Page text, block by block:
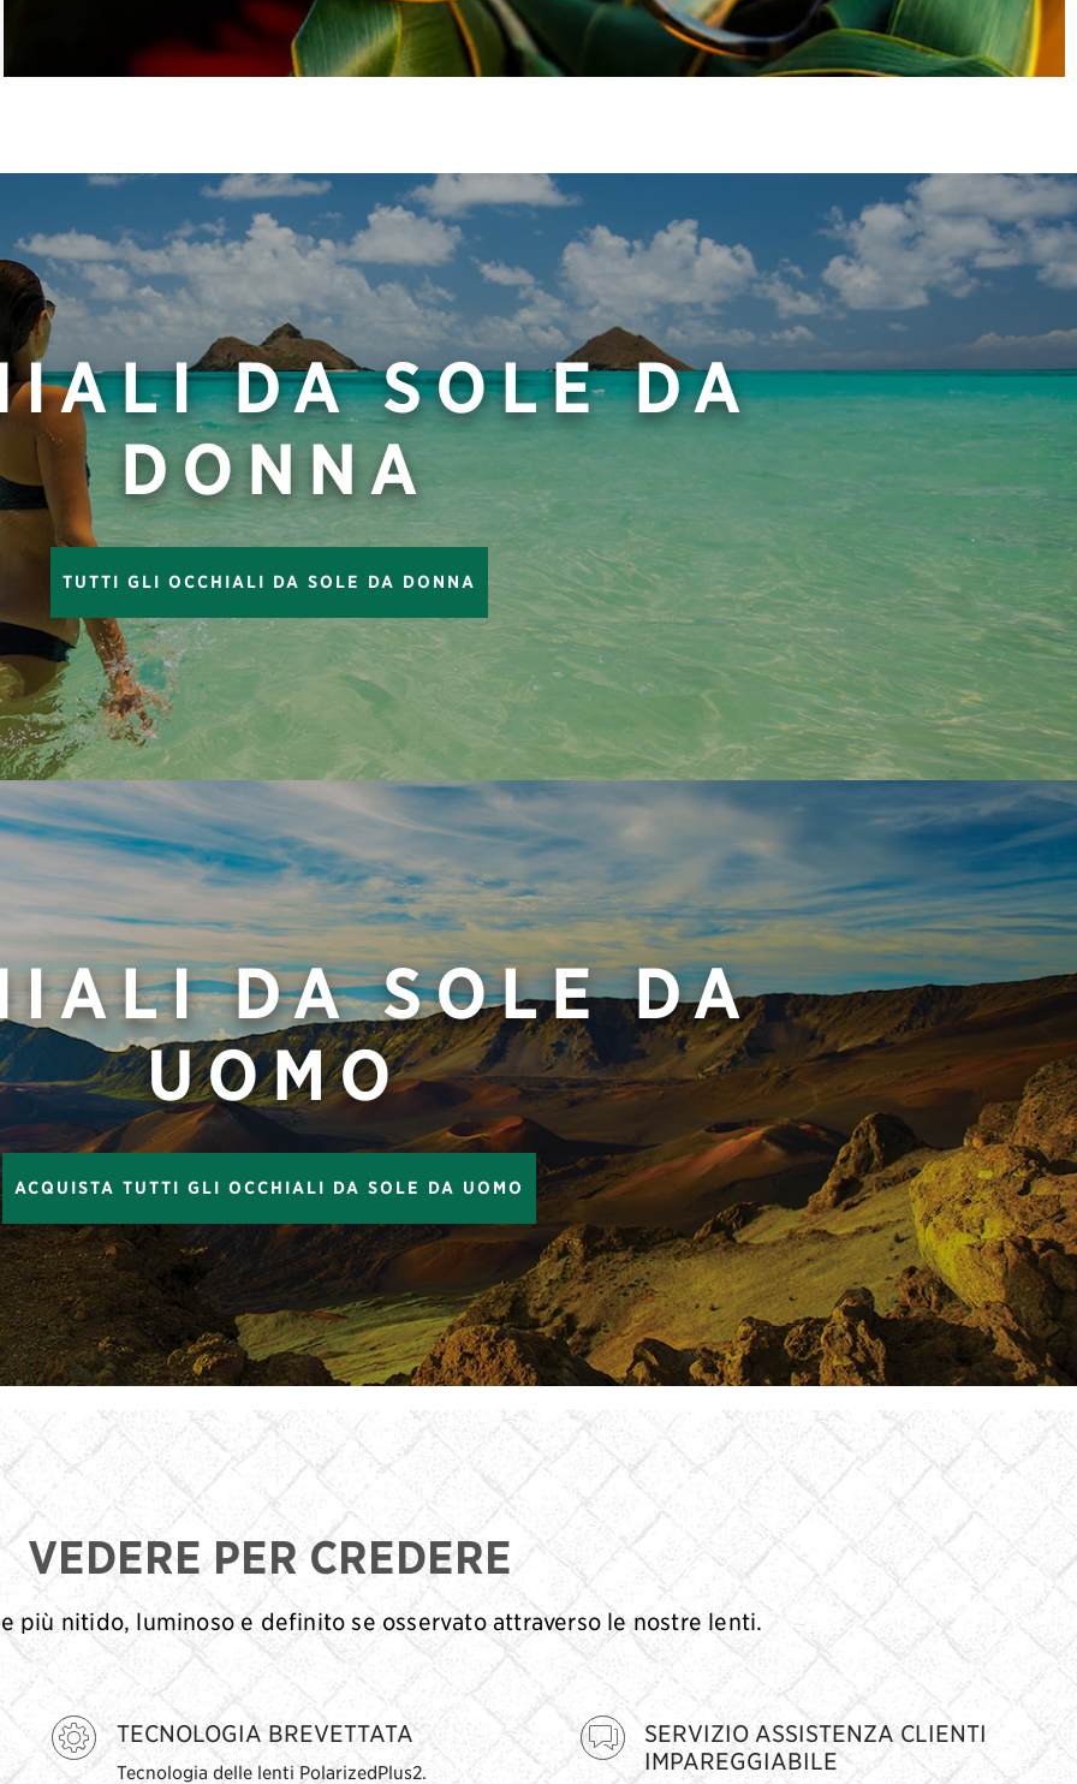
DA SOLE DA
DONNA
TUTTI GLI OCCHIALI DA SOLE DA DONNA
DA SOLE DA
UOMO
ACQUISTA TUTTI GLI OCCHIALI DA SOLE DA UOMO
VEDERE PER CREDERE
più nitido, luminoso e definito se osservato attraverso le nostre lenti.
TECNOLOGIA BREVETTATA
Tecnologia delle lenti PolarizedPlus2.
SERVIZIO ASSISTENZA CLIENTI
IMPAREGGIABILE